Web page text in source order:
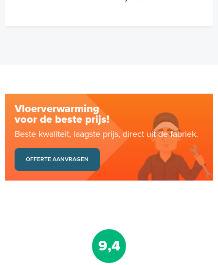
Vloerverwarming
voor de beste prijs!
Beste kwaliteit, laagste prijs, direct uit de fabriek.
OFFERTE AANVRAGEN
9,4